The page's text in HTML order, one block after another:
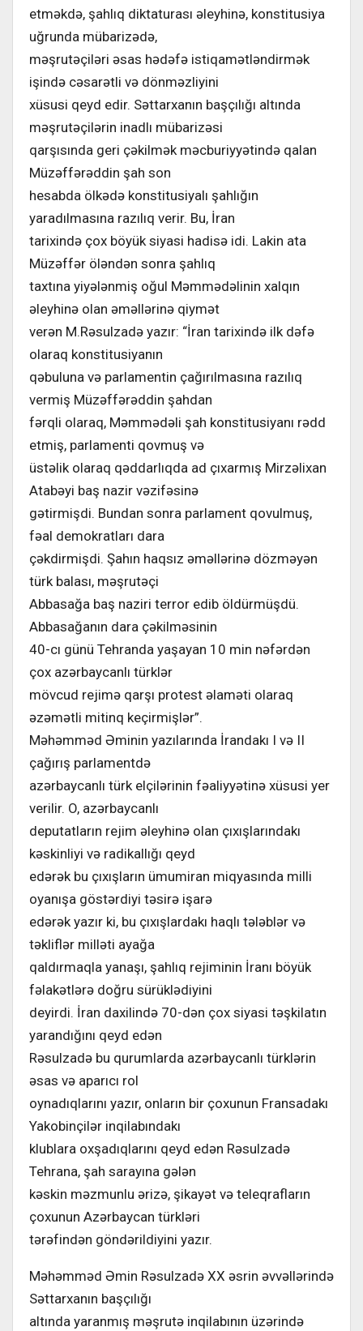
etməkdə, şahlıq diktaturası əleyhinə, konstitusiya
uğrunda mübarizədə,
məşrutəçiləri əsas hədəfə istiqamətləndirmək
işində cəsarətli və dönməzliyini
xüsusi qeyd edir. Səttarxanın başçılığı altında
məşrutəçilərin inadlı mübarizəsi
qarşısında geri çəkilmək məcburiyyətində qalan
Müzəffərəddin şah son
hesabda ölkədə konstitusiyalı şahlığın
yaradılmasına razılıq verir. Bu, İran
tarixində çox böyük siyasi hadisə idi. Lakin ata
Müzəffər öləndən sonra şahlıq
taxtına yiyələnmiş oğul Məmmədəlinin xalqın
əleyhinə olan əməllərinə qiymət
verən M.Rəsulzadə yazır: “İran tarixində ilk dəfə
olaraq konstitusiyanın
qəbuluna və parlamentin çağırılmasına razılıq
vermiş Müzəffərəddin şahdan
fərqli olaraq, Məmmədəli şah konstitusiyanı rədd
etmiş, parlamenti qovmuş və
üstəlik olaraq qəddarlıqda ad çıxarmış Mirzəlixan
Atabəyi baş nazir vəzifəsinə
gətirmişdi. Bundan sonra parlament qovulmuş,
fəal demokratları dara
çəkdirmişdi. Şahın haqsız əməllərinə dözməyən
türk balası, məşrutəçi
Abbasağa baş naziri terror edib öldürmüşdü.
Abbasağanın dara çəkilməsinin
40-cı günü Tehranda yaşayan 10 min nəfərdən
çox azərbaycanlı türklər
mövcud rejimə qarşı protest əlaməti olaraq
əzəmətli mitinq keçirmişlər”.
Məhəmməd Əminin yazılarında İrandakı I və II
çağırış parlamentdə
azərbaycanlı türk elçilərinin fəaliyyətinə xüsusi yer
verilir. O, azərbaycanlı
deputatların rejim əleyhinə olan çıxışlarındakı
kəskinliyi və radikallığı qeyd
edərək bu çıxışların ümumiran miqyasında milli
oyanışa göstərdiyi təsirə işarə
edərək yazır ki, bu çıxışlardakı haqlı tələblər və
təkliflər milləti ayağa
qaldırmaqla yanaşı, şahlıq rejiminin İranı böyük
fəlakətlərə doğru sürüklədiyini
deyirdi. İran daxilində 70-dən çox siyasi təşkilatın
yarandığını qeyd edən
Rəsulzadə bu qurumlarda azərbaycanlı türklərin
əsas və aparıcı rol
oynadıqlarını yazır, onların bir çoxunun Fransadakı
Yakobinçilər inqilabındakı
klublara oxşadıqlarını qeyd edən Rəsulzadə
Tehrana, şah sarayına gələn
kəskin məzmunlu ərizə, şikayət və teleqrafların
çoxunun Azərbaycan türkləri
tərəfindən göndərildiyini yazır.
Məhəmməd Əmin Rəsulzadə XX əsrin əvvəllərində
Səttarxanın başçılığı
altında yaranmış məşrutə inqilabının üzərində